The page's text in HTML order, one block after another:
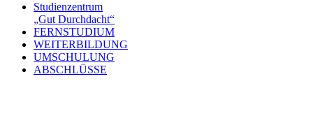
Studienzentrum
„Gut Durchdacht“
FERNSTUDIUM
WEITERBILDUNG
UMSCHULUNG
ABSCHLÜSSE